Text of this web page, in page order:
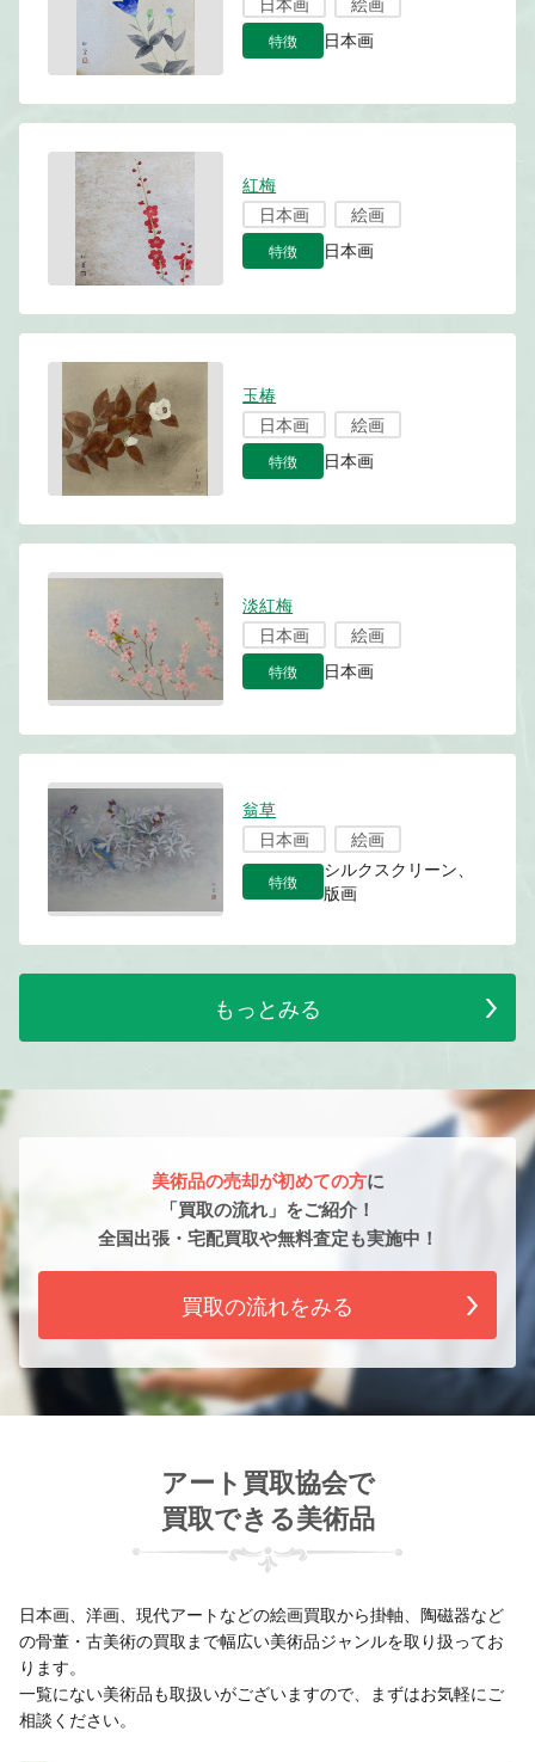
特徴 日本画
紅梅
日本画
絵画
特徴 日本画
玉椿
日本画
絵画
特徴 日本画
淡紅梅
日本画
絵画
特徴 日本画
翁草
日本画
絵画
特徴
シルクスクリーン、
版画
もっとみる
美術品の売却が初めての方に
「買取の流れ」をご紹介！
全国出張・宅配買取や無料査定も実施中！
買取の流れをみる
アート買取協会で
買取できる美術品
日本画、洋画、現代アートなどの絵画買取から掛軸、陶磁器など
の骨董・古美術の買取まで幅広い美術品ジャンルを取り扱ってお
ります。
一覧にない美術品も取扱いがございますので、まずはお気軽にご
相談ください。